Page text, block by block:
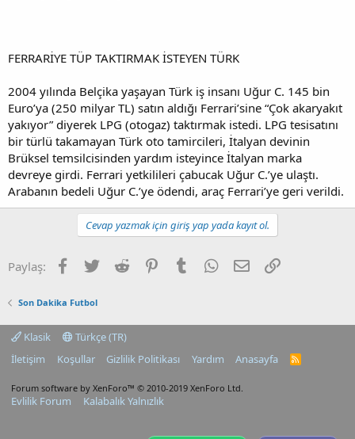
FERRARİYE TÜP TAKTIRMAK İSTEYEN TÜRK
2004 yılında Belçika yaşayan Türk iş insanı Uğur C. 145 bin
Euro’ya (250 milyar TL) satın aldığı Ferrari’sine “Çok akaryakıt
yakıyor” diyerek LPG (otogaz) taktırmak istedi. LPG tesisatını
bir türlü takamayan Türk oto tamircileri, İtalyan devinin
Brüksel temsilcisinden yardım isteyince İtalyan marka
devreye girdi. Ferrari yetkilileri çabucak Uğur C.’ye ulaştı.
Arabanın bedeli Uğur C.’ye ödendi, araç Ferrari’ye geri verildi.
Cevap yazmak için giriş yap yada kayıt ol.
Paylaş: Facebook
TwitterReddit PinterestTumblrWhatsApp
E-postaLink
Son Dakika Futbol
Klasik
Türkçe (TR)
İletişim
Koşullar Gizlilik Politikası Yardım Anasayfa
R
Forum software by XenForo™ © 2010-2019 XenForo Ltd.
Evlilik Forum Kalabalık Yalnızlık